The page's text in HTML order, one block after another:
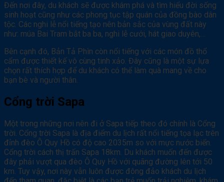
Đến nơi đây, du khách sẽ được khám phá và tìm hiểu đời sống
sinh hoạt cũng như các phong tục tập quán của đồng bào dân
tộc. Các nghi lễ nổi tiếng tạo nên bản sắc của vùng đất này
như: múa Bai Tram bắt ba ba, nghi lễ cưới, hát giao duyên,…
Bên cạnh đó, Bản Tả Phìn còn nổi tiếng với các món đồ thổ
cẩm được thiết kế vô cùng tinh xảo. Đây cũng là một sự lựa
chọn rất thích hợp để du khách có thể làm quà mang về cho
bạn bè và người thân.
Cổng trời Sapa
Một trong những nơi nên đi ở Sapa tiếp theo đó chính là Cổng
trời. Cổng trời Sapa là địa điểm du lịch rất nổi tiếng tọa lạc trên
đỉnh đèo Ô Quy Hồ có độ cao 2035m so với mực nước biển.
Cổng trời cách thị trấn Sapa 18km. Du khách muốn đến được
đây phải vượt qua đèo Ô Quy Hồ với quãng đường lên tới 50
km. Tuy vậy, nơi này vẫn luôn được đông đảo khách du lịch